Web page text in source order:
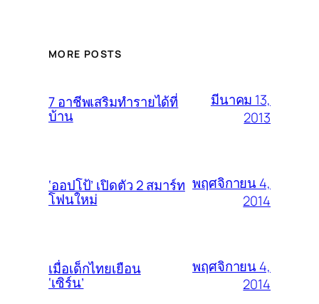
MORE POSTS
7 อาชีพเสริมทำรายได้ที่
บ้าน
มีนาคม 13,
2013
‘ออปโป้’ เปิดตัว 2 สมาร์ท
โฟนใหม่
พฤศจิกายน 4,
2014
เมื่อเด็กไทยเยือน
‘เซิร์น’
พฤศจิกายน 4,
2014